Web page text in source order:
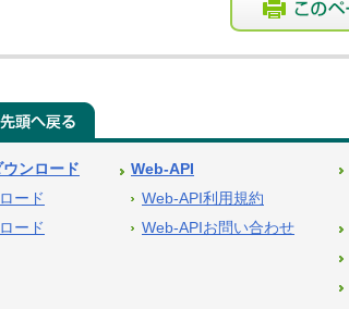
ンロード
ード
ード
Web-API
Web-API利用規約
Web-APIお問い合わせ